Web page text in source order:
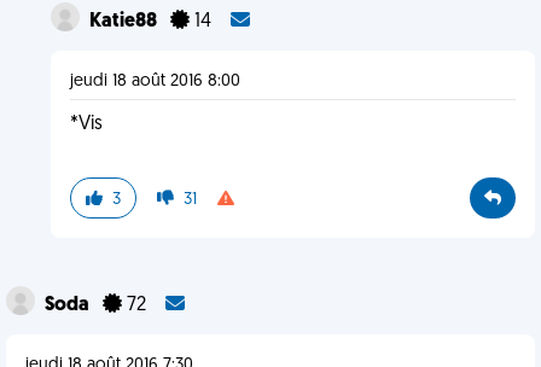
Katie88 14
jeudi 18 août 2016 8:00
*Vis
3 31
Soda 72